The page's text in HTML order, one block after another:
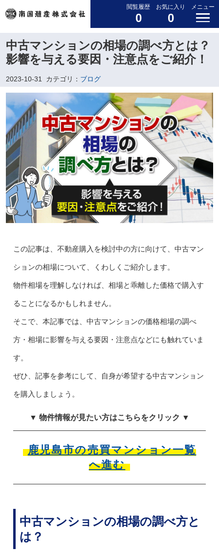
閲覧履歴
0
お気に入り
0
メニュー
中古マンションの相場の調べ方とは？
影響を与える要因・注意点をご紹介！
2023-10-31 カテゴリ： ブログ
この記事は、不動産購入を検討中の方に向けて、中古マン
ションの相場について、くわしくご紹介します。
物件相場を理解しなければ、相場と乖離した価格で購入す
ることになるかもしれません。
そこで、本記事では、中古マンションの価格相場の調べ
方・相場に影響を与える要因・注意点などにも触れていま
す。
ぜひ、記事を参考にして、自身が希望する中古マンション
を購入しましょう。
▼ 物件情報が見たい方はこちらをクリック ▼
鹿児島市の売買マンション一覧
へ進む
中古マンションの相場の調べ方と
は？